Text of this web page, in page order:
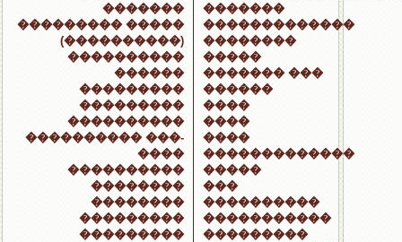
�������
��������� �����
(����������)
����������
������
���������
���������
����������
���������� ���-
����
����������
��������
��������
���������
���������
�������
�������������
��������
�����
������� ���
������
����
����
����
�������������
�����
���
����������
�����������
���������